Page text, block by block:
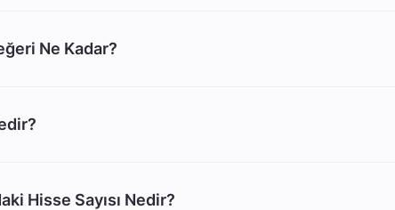
Ne Kadar?
Hisse Sayısı Nedir?